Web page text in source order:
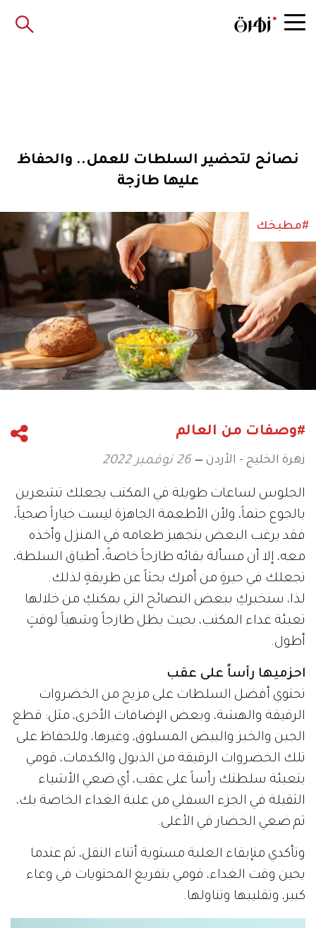
نصائح لتحضير السلطات للعمل.. والحفاظ
عليها طازجة
#مطبخك
#وصفات من العالم
زهرة الخليج - الأردن 26 نوفمبر 2022
الجلوس لساعات طويلة في المكتب يجعلك تشعرين
بالجوع حتماً، ولأن الأطعمة الجاهزة ليست خياراً صحياً،
فقد يرغب البعض بتجهيز طعامه في المنزل وأخذه
معه، إلا أن مسألة بقائه طازجاً خاصةً، أطباق السلطة،
تجعلك في حيرةٍ من أمرك بحثاً عن طريقةٍ لذلك.
لذا، سنخبركِ ببعض النصائح التي يمكنكِ من خلالها
تعبئة غداء المكتب، بحيث يظل طازجاً وشهياً لوقتٍ
أطول.
احزميها رأساً على عقب
تحتوي أفضل السلطات على مزيج من الخضروات
الرقيقة والهشة، وبعض الإضافات الأخرى، مثل: قطع
الجبن والخبز والبيض المسلوق، وغيرها، وللحفاظ على
تلك الخضروات الرقيقة من الذبول والكدمات، قومي
بتعبئة سلطتك رأساً على عقب، أي ضعي الأشياء
الثقيلة في الجزء السفلي من علبة الغداء الخاصة بك،
ثم ضعي الخضار في الأعلى.
وتأكدي منإبقاء العلبة مستوية أثناء النقل، ثم عندما
يحين وقت الغداء، قومي بتفريغ المحتويات في وعاء
كبير، وتقليبها وتناولها.